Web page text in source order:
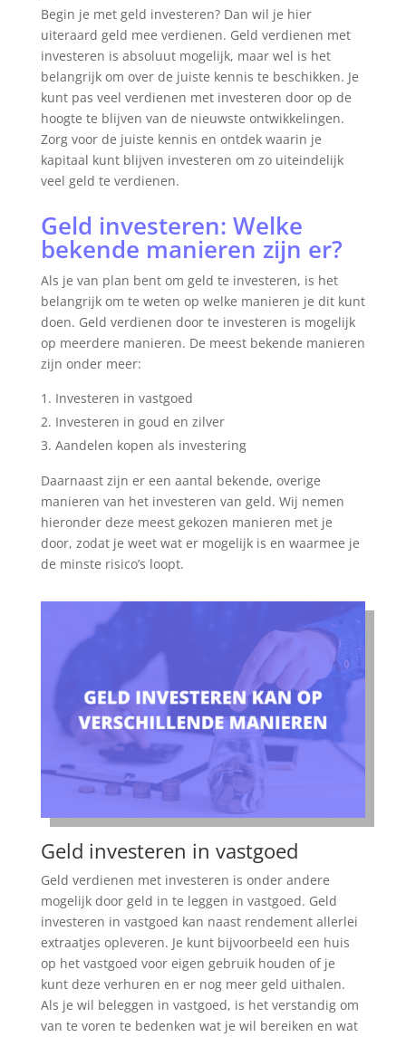
Begin je met geld investeren? Dan wil je hier
uiteraard geld mee verdienen. Geld verdienen met
investeren is absoluut mogelijk, maar wel is het
belangrijk om over de juiste kennis te beschikken. Je
kunt pas veel verdienen met investeren door op de
hoogte te blijven van de nieuwste ontwikkelingen.
Zorg voor de juiste kennis en ontdek waarin je
kapitaal kunt blijven investeren om zo uiteindelijk
veel geld te verdienen.
Geld investeren: Welke
bekende manieren zijn er?
Als je van plan bent om geld te investeren, is het
belangrijk om te weten op welke manieren je dit kunt
doen. Geld verdienen door te investeren is mogelijk
op meerdere manieren. De meest bekende manieren
zijn onder meer:
Investeren in vastgoed
Investeren in goud en zilver
Aandelen kopen als investering
Daarnaast zijn er een aantal bekende, overige
manieren van het investeren van geld. Wij nemen
hieronder deze meest gekozen manieren met je
door, zodat je weet wat er mogelijk is en waarmee je
de minste risico’s loopt.
Geld investeren in vastgoed
Geld verdienen met investeren is onder andere
mogelijk door geld in te leggen in vastgoed. Geld
investeren in vastgoed kan naast rendement allerlei
extraatjes opleveren. Je kunt bijvoorbeeld een huis
op het vastgoed voor eigen gebruik houden of je
kunt deze verhuren en er nog meer geld uithalen.
Als je wil beleggen in vastgoed, is het verstandig om
van te voren te bedenken wat je wil bereiken en wat